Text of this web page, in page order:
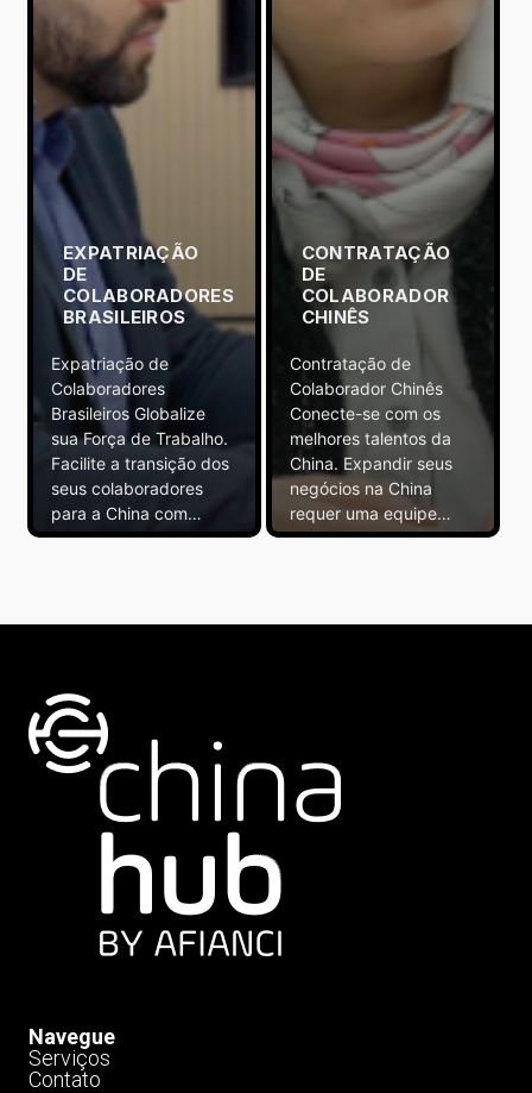
EXPATRIAÇÃO
DE
COLABORADORES
BRASILEIROS
Expatriação de
Colaboradores
Brasileiros Globalize
sua Força de Trabalho.
Facilite a transição dos
seus colaboradores
para a China com…
CONTRATAÇÃO
DE
COLABORADOR
CHINÊS
Contratação de
Colaborador Chinês
Conecte-se com os
melhores talentos da
China. Expandir seus
negócios na China
requer uma equipe…
Navegue
Serviços
Contato